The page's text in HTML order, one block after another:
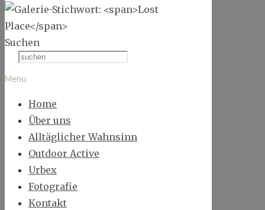
Suchen
Menu
Home
Über uns
Alltäglicher Wahnsinn
Outdoor Active
Urbex
Fotografie
Kontakt